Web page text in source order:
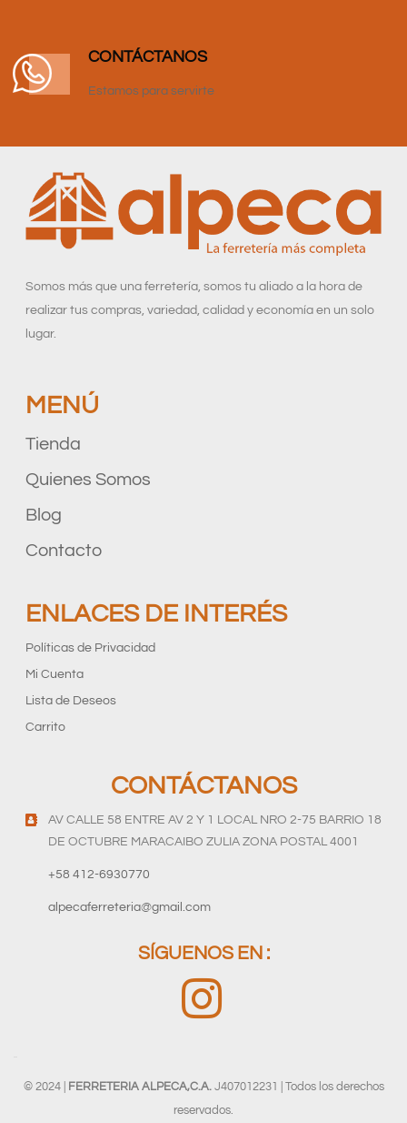
CONTÁCTANOS
Estamos para servirte
Somos más que una ferretería, somos tu aliado a la hora de
realizar tus compras, variedad, calidad y economía en un solo
lugar.
MENÚ
Tienda
Quienes Somos
Blog
Contacto
ENLACES DE INTERÉS
Políticas de Privacidad
Mi Cuenta
Lista de Deseos
Carrito
CONTÁCTANOS
AV CALLE 58 ENTRE AV 2 Y 1 LOCAL NRO 2-75 BARRIO 18
DE OCTUBRE MARACAIBO ZULIA ZONA POSTAL 4001
+58 412-6930770
alpecaferreteria@gmail.com
SÍGUENOS EN :
© 2024 | FERRETERIA ALPECA,C.A.J407012231 | Todos los derechos
reservados.